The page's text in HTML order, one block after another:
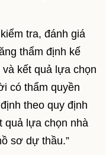
tra, đánh giá
thẩm định kế
kết quả lựa chọn
có thẩm quyền
theo quy định
quả lựa chọn nhà
sơ dự thầu.”